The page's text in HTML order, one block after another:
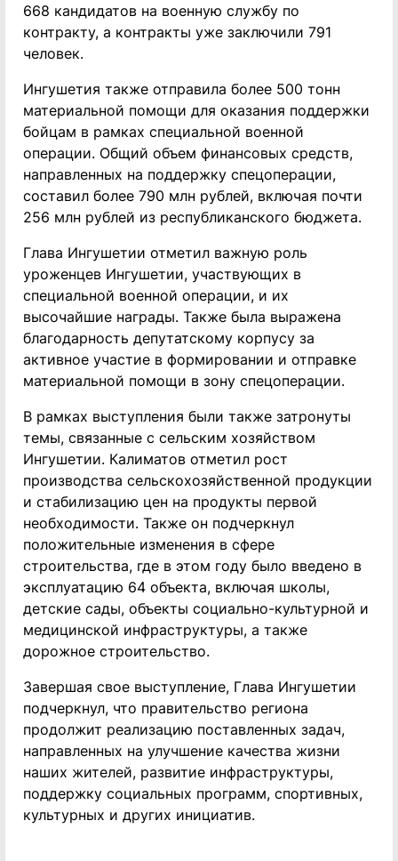
668 кандидатов на военную службу по
контракту, а контракты уже заключили 791
человек.
Ингушетия также отправила более 500 тонн
материальной помощи для оказания поддержки
бойцам в рамках специальной военной
операции. Общий объем финансовых средств,
направленных на поддержку спецоперации,
составил более 790 млн рублей, включая почти
256 млн рублей из республиканского бюджета.
Глава Ингушетии отметил важную роль
уроженцев Ингушетии, участвующих в
специальной военной операции, и их
высочайшие награды. Также была выражена
благодарность депутатскому корпусу за
активное участие в формировании и отправке
материальной помощи в зону спецоперации.
В рамках выступления были также затронуты
темы, связанные с сельским хозяйством
Ингушетии. Калиматов отметил рост
производства сельскохозяйственной продукции
и стабилизацию цен на продукты первой
необходимости. Также он подчеркнул
положительные изменения в сфере
строительства, где в этом году было введено в
эксплуатацию 64 объекта, включая школы,
детские сады, объекты социально-культурной и
медицинской инфраструктуры, а также
дорожное строительство.
Завершая свое выступление, Глава Ингушетии
подчеркнул, что правительство региона
продолжит реализацию поставленных задач,
направленных на улучшение качества жизни
наших жителей, развитие инфраструктуры,
поддержку социальных программ, спортивных,
культурных и других инициатив.